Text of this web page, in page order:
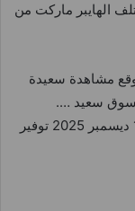
الهايبر ماركت من
مشاهدة سعيدة
تسوق سعيد ….
عروض كي إم الفجيرة اليوم 8 ديسمبر حتى 10 ديسمبر 2025 توفير